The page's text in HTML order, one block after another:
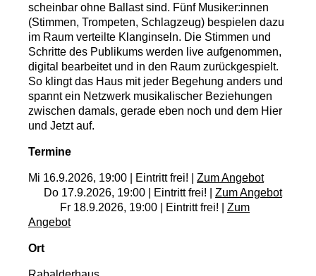
scheinbar ohne Ballast sind. Fünf Musiker:innen
(Stimmen, Trompeten, Schlagzeug) bespielen dazu
im Raum verteilte Klanginseln. Die Stimmen und
Schritte des Publikums werden live aufgenommen,
digital bearbeitet und in den Raum zurückgespielt.
So klingt das Haus mit jeder Begehung anders und
spannt ein Netzwerk musikalischer Beziehungen
zwischen damals, gerade eben noch und dem Hier
und Jetzt auf.
Termine
Mi 16.9.2026, 19:00 | Eintritt frei! | Zum Angebot
Do 17.9.2026, 19:00 | Eintritt frei! | Zum Angebot
Fr 18.9.2026, 19:00 | Eintritt frei! | Zum
Angebot
Ort